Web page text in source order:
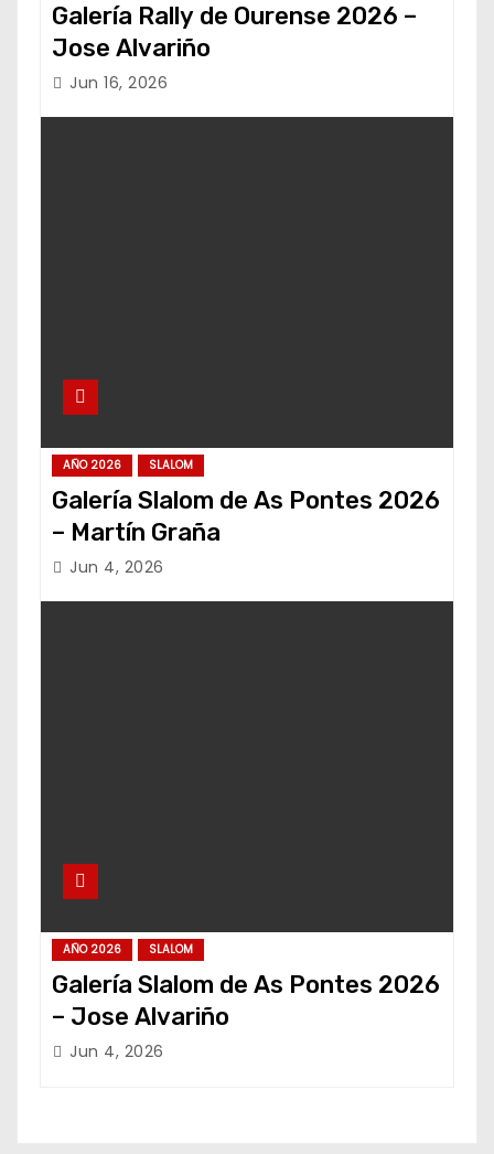
Galería Rally de Ourense 2026 –
Jose Alvariño
Jun 16, 2026
AÑO 2026 SLALOM
Galería Slalom de As Pontes 2026
– Martín Graña
Jun 4, 2026
AÑO 2026 SLALOM
Galería Slalom de As Pontes 2026
– Jose Alvariño
Jun 4, 2026